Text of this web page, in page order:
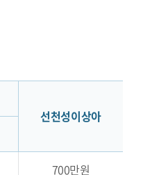
선천성이상아
700만원